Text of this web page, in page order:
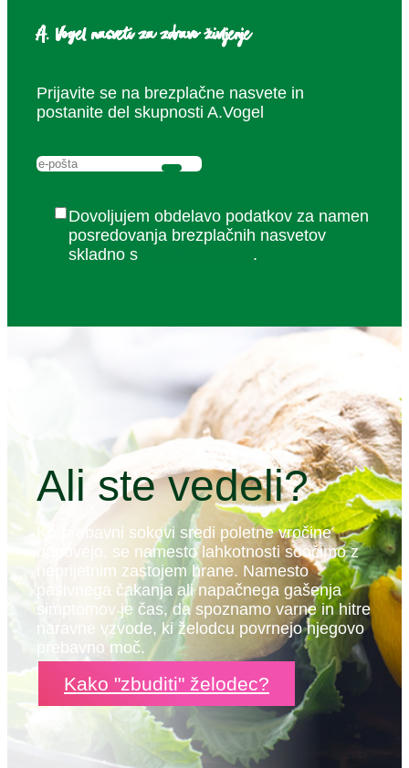
A. Vogel nasveti za zdravo življenje
Prijavite se na brezplačne nasvete in
postanite del skupnosti A.Vogel
Dovoljujem obdelavo podatkov za namen
posredovanja brezplačnih nasvetov
skladno s
.
Ali ste vedeli?
Ko prebavni sokovi sredi poletne vročine
odpovejo, se namesto lahkotnosti soočimo z
neprijetnim zastojem hrane. Namesto
pasivnega čakanja ali napačnega gašenja
simptomov je čas, da spoznamo varne in hitre
naravne vzvode, ki želodcu povrnejo njegovo
prebavno moč.
Kako "zbuditi" želodec?